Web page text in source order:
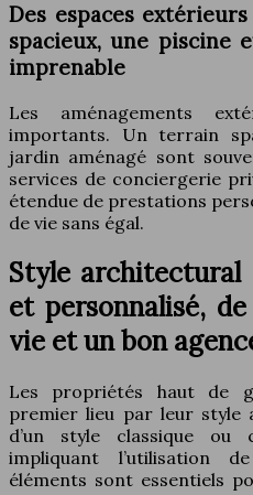
Des espaces
spacieux, une piscine
imprenable
Les aménagements
importants. Un terrain
jardin aménagé sont
services de conciergerie
étendue de prestations
de vie sans égal.
Style architectural
et personnalisé,
vie et un bon
Les propriétés haut de
premier lieu par leur style
d’un style classique ou
impliquant l’utilisation
éléments sont essentiels